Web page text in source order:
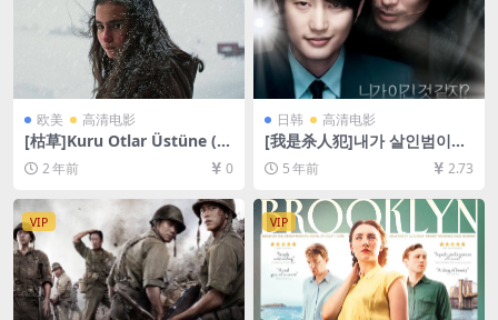
欧美 高清电影
[枯草]Kuru Otlar Üstüne (2
023)[百度网盘+夸克网盘1080
P超清未删减资源][网盘在线播
幕]
2 年前 0
日韩 高清电影
[我是杀人犯]내가 살인범이다
(2012)[百度网盘+迅雷云盘资
源1080P超清未删减][MP4/7.
5 年前 2.73
VIP VIP